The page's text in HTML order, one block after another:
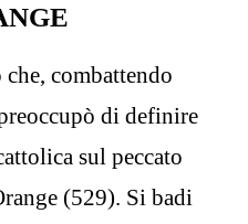
combattendo
di definire
sul peccato
(529). Si badi